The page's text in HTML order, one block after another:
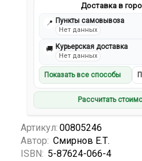
Доставка в
📍 Пункты самовывоза
Нет данных
🚚 Курьерская доставка
Нет данных
Показать все способы
Рассчитать
Артикул: 00805246
Автор: Смирнов Е.Т.
ISBN: 5-87624-066-4